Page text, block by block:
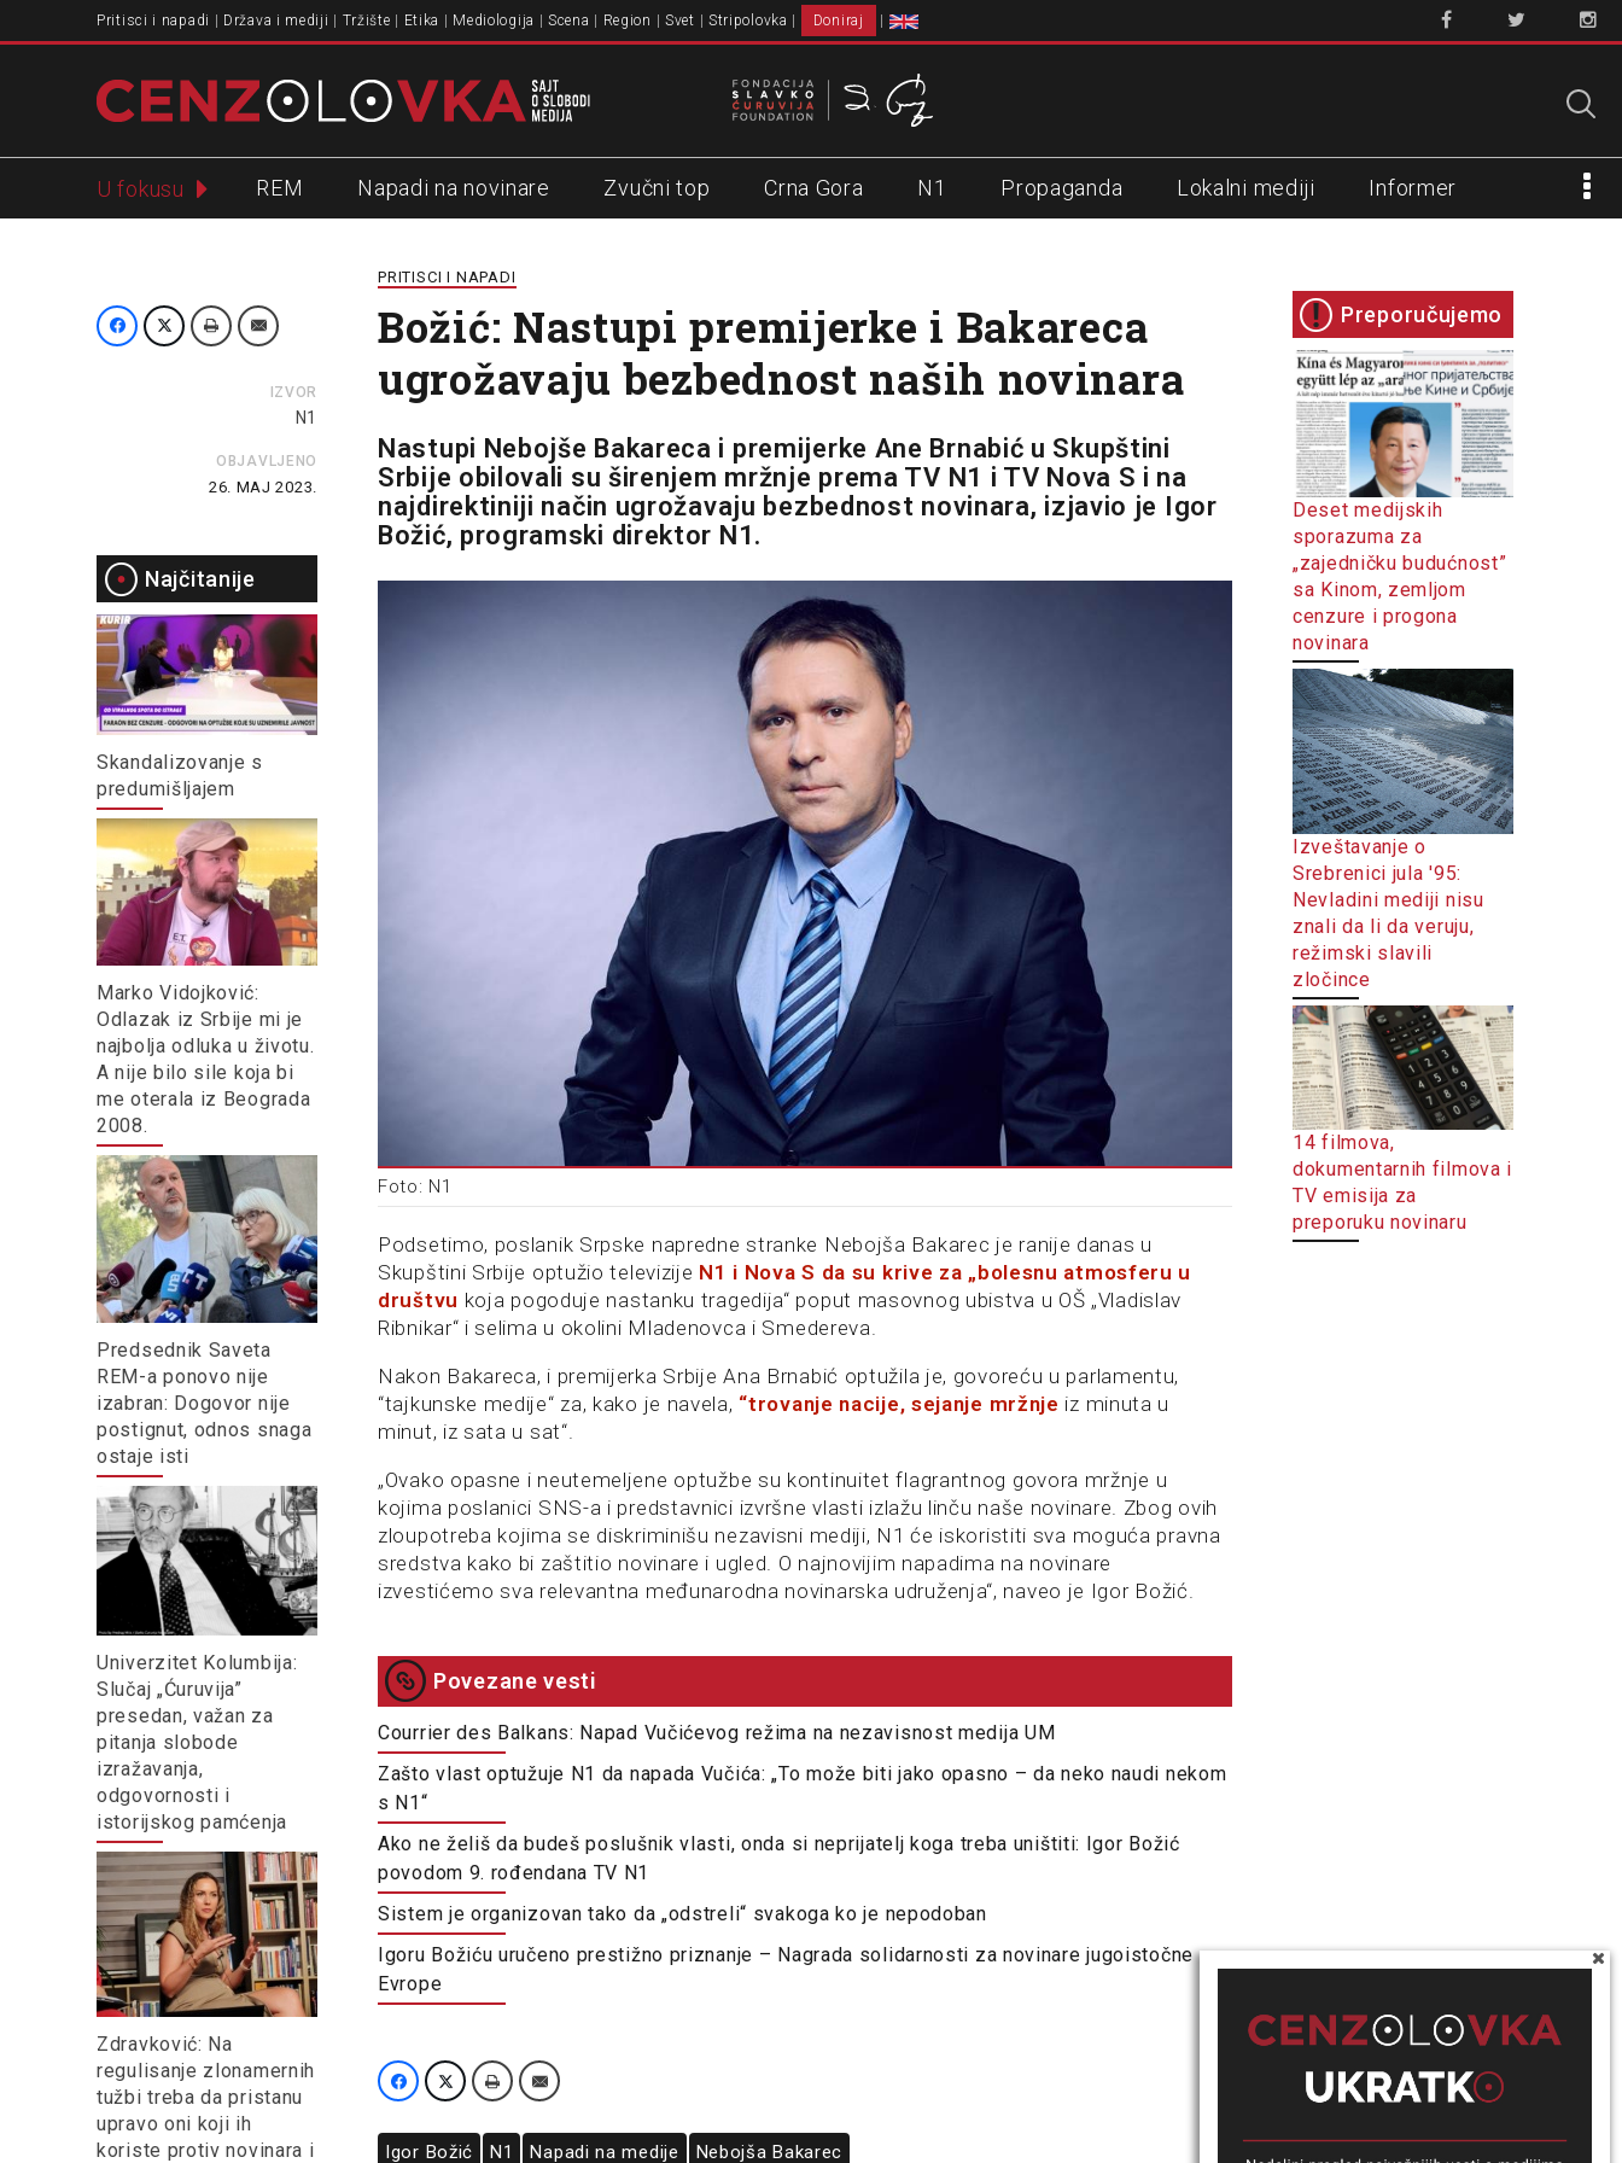
Pritisci i napadi Država i mediji Tržište Etika Mediologija Scena Region Svet Stripolovka Doniraj
U fokusu REM Napadi na novinare Zvučni top Crna Gora N1 Propaganda Lokalni mediji Informer
IZVOR
N1
OBJAVLJENO
26. MAJ 2023.
Najčitanije
Skandalizovanje s
predumišljajem
Marko Vidojković:
Odlazak iz Srbije mi je
najbolja odluka u životu.
A nije bilo sile koja bi
me oterala iz Beograda
2008.
Predsednik Saveta
REM-a ponovo nije
izabran: Dogovor nije
postignut, odnos snaga
ostaje isti
Univerzitet Kolumbija:
Slučaj „Ćuruvija”
presedan, važan za
pitanja slobode
izražavanja,
odgovornosti i
istorijskog pamćenja
Zdravković: Na
regulisanje zlonamernih
tužbi treba da pristanu
upravo oni koji ih
koriste protiv novinara i
PRITISCI I NAPADI
Božić: Nastupi premijerke i Bakareca
ugrožavaju bezbednost naših novinara
Nastupi Nebojše Bakareca i premijerke Ane Brnabić u Skupštini
Srbije obilovali su širenjem mržnje prema TV N1 i TV Nova S i na
najdirektiniji način ugrožavaju bezbednost novinara, izjavio je Igor
Božić, programski direktor N1.
Foto: N1
Podsetimo, poslanik Srpske napredne stranke Nebojša Bakarec je ranije danas u
Skupštini Srbije optužio televizije N1 i Nova S da su krive za „bolesnu atmosferu u
društvu koja pogoduje nastanku tragedija“ poput masovnog ubistva u OŠ „Vladislav
Ribnikar“ i selima u okolini Mladenovca i Smedereva.
Nakon Bakareca, i premijerka Srbije Ana Brnabić optužila je, govoreću u parlamentu,
“tajkunske medije“ za, kako je navela, “trovanje nacije, sejanje mržnje iz minuta u
minut, iz sata u sat“.
„Ovako opasne i neutemeljene optužbe su kontinuitet flagrantnog govora mržnje u
kojima poslanici SNS-a i predstavnici izvršne vlasti izlažu linču naše novinare. Zbog ovih
zloupotreba kojima se diskriminišu nezavisni mediji, N1 će iskoristiti sva moguća pravna
sredstva kako bi zaštitio novinare i ugled. O najnovijim napadima na novinare
izvestićemo sva relevantna međunarodna novinarska udruženja“, naveo je Igor Božić.
Povezane vesti
Courrier des Balkans: Napad Vučićevog režima na nezavisnost medija UM
Zašto vlast optužuje N1 da napada Vučića: „To može biti jako opasno – da neko naudi nekom
s N1“
Ako ne želiš da budeš poslušnik vlasti, onda si neprijatelj koga treba uništiti: Igor Božić
povodom 9. rođendana TV N1
Sistem je organizovan tako da „odstreli“ svakoga ko je nepodoban
Igoru Božiću uručeno prestižno priznanje – Nagrada solidarnosti za novinare jugoistočne
Evrope
Igor Božić N1 Napadi na medije Nebojša Bakarec
Preporučujemo
Deset medijskih
sporazuma za
„zajedničku budućnost”
sa Kinom, zemljom
cenzure i progona
novinara
Izveštavanje o
Srebrenici jula '95:
Nevladini mediji nisu
znali da li da veruju,
režimski slavili
zločince
14 filmova,
dokumentarnih filmova i
TV emisija za
preporuku novinaru